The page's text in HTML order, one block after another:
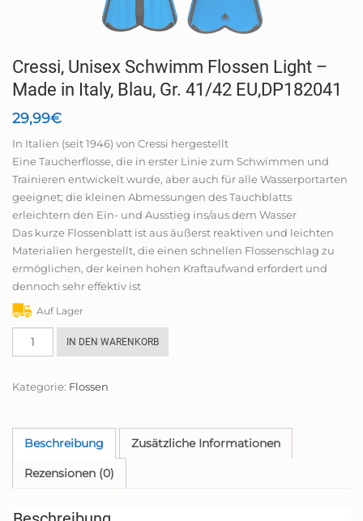
Cressi, Unisex Schwimm Flossen Light –
Made in Italy, Blau, Gr. 41/42 EU,DP182041
29,99€
In Italien (seit 1946) von Cressi hergestellt
Eine Taucherflosse, die in erster Linie zum Schwimmen und
Trainieren entwickelt wurde, aber auch für alle Wasserportarten
geeignet; die kleinen Abmessungen des Tauchblatts
erleichtern den Ein- und Ausstieg ins/aus dem Wasser
Das kurze Flossenblatt ist aus äußerst reaktiven und leichten
Materialien hergestellt, die einen schnellen Flossenschlag zu
ermöglichen, der keinen hohen Kraftaufwand erfordert und
dennoch sehr effektiv ist
Auf Lager
Cressi,
Unisex
Flossen
Made
Italy,
Gr.
IN DEN WARENKORB
Kategorie: Flossen
Beschreibung Zusätzliche Informationen
Rezensionen (0)